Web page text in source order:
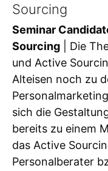
Sourcing
Seminar
Sourcing | Die
und Active
Alteisen noch zu
sich die
bereits zu einem
das Active
Personalberater